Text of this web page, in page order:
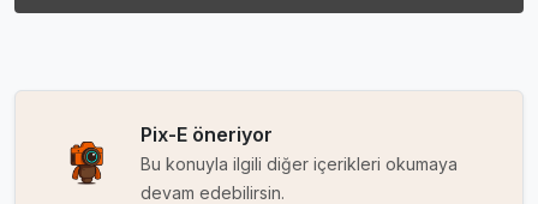
Pix-E öneriyor
Bu konuyla ilgili diğer içerikleri okumaya
devam edebilirsin.